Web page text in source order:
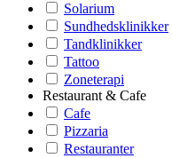
Solarium
Sundhedsklinikker
Tandklinikker
Tattoo
Zoneterapi
Restaurant & Cafe
Cafe
Pizzaria
Restauranter